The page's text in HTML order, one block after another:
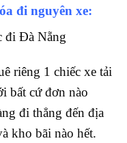
đi nguyên xe:
đi Đà Nẵng
riêng 1 chiếc xe tải
bất cứ đơn nào
đi thẳng đến địa
kho bãi nào hết.